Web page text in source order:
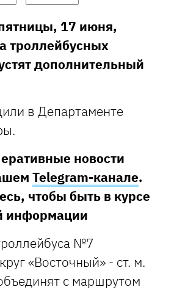
17 июня,
троллейбусных
дополнительный
в Департаменте
новости
Telegram-канале.
чтобы быть в курсе
информации
№7
«Восточный» - ст. м.
с маршрутом